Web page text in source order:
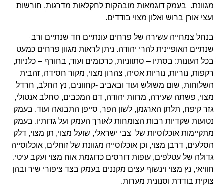
מגוונת. בעמק דוגמאות מובהקות לחקלאות מדרגות, חורשות
ועצי אורן ברוש ואלון מצוי בודדים.
בנחל צמחייה עשירה של פרחים עונתיים חד שנתיים ורב
שנתיים האופיינית להרי יהודה. ניתן לראות מגוון פרחים כמעט
בכל העונות: בסתיו – סתווניות, כרכומים ועוד, בחורף – כלניות,
רקפות, נוריות, נוריות אסיה, צהרון מצוי, מקור חסידה, זהבית
השלוחות, שום משולש ועוד ובאביב -קחוונים, נץ החלב, חרדל
מצוי, פשתה שעירה, מרוות יהודה, דם המכבים, סחלב אנטולי,
גזר קיפח, תלתן הארגמן, לשון הפר, סייפן התבואה ועוד. בעמק
נטועות שקדיות רבות הצומחות לאורך העמק ועל גדותיו. בעמק
מתקיימות אוכלוסיות של צבי ישראלי, שועל מצוי, תן מצוי, דלק
הסלעים, דרבן מצוי, וכן אוכלוסייה מגוונת של זוחלים, אוכלוסייה
גדולה של עטלפים, עופות דורסים כדוגמת אוח מצוי ועקב עיטי.
חוויאי, נץ מצוי וינשוף עצים מקננים בעמק בצד ציפורי שיר ובהן
צוקית בודדת וסנונית מערות.